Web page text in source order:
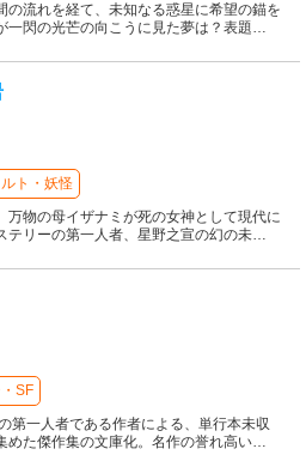
の流れを経て、未知なる惑星に希望の錨を
一閃の光芒の向こうに見た夢は？表題…
ト・妖怪
万物の母イザナミが死の女神として現代に
テリーの第一人者、星野之宣の幻の未…
SF
第一人者である作者による、単行本未収
めた傑作集の文庫化。名作の誉れ高い…